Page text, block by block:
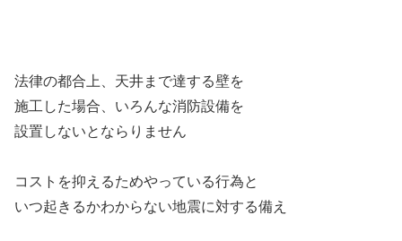
法律の都合上、天井まで達する壁を
施工した場合、いろんな消防設備を
設置しないとならりません
コストを抑えるためやっている行為と
いつ起きるかわからない地震に対する備え